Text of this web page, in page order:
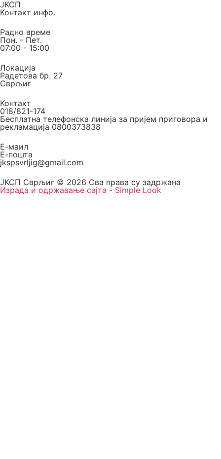
ЈКСП
Контакт инфо.
Радно време
Пон. - Пет.
07:00 - 15:00
Локација
Радетова бр. 27
Сврљиг
Контакт
018/821-174
Бесплатна телефонска линија за пријем приговора и
рекламација 0800373838
Е-маил
Е-пошта
jkspsvrljig@gmail.com
ЈКСП Сврљиг © 2026 Сва права су задржана
Израда и одржавање сајта - Simple Look